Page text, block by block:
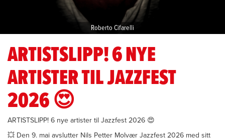
Roberto Cifarelli
ARTISTSLIPP! 6 NYE
ARTISTER TIL JAZZFEST
2026 😍
ARTISTSLIPP! 6 nye artister til Jazzfest 2026 😍
💥 Den 9. mai avslutter Nils Petter Molvær Jazzfest 2026 med sitt